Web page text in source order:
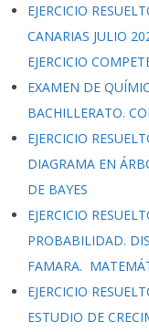
EJERCICIO
CANARIAS JULIO
EJERCICIO
EXAMEN DE
BACHILLERATO.
EJERCICIO
DIAGRAMA EN
DE BAYES
EJERCICIO
PROBABILIDAD.
FAMARA.
EJERCICIO
ESTUDIO DE